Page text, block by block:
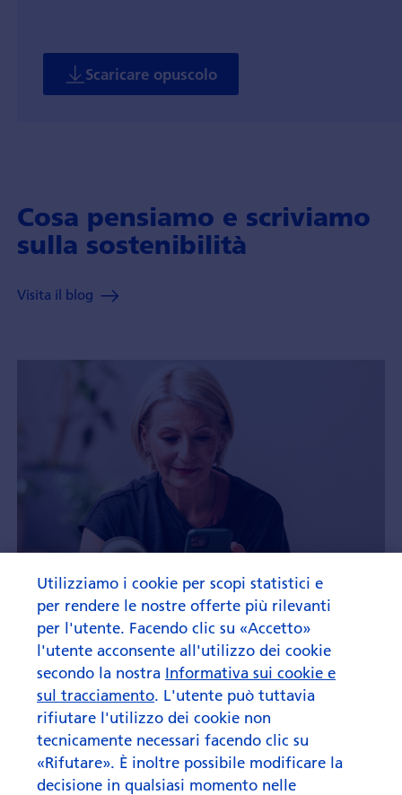
Scaricare opuscolo
Cosa pensiamo e scriviamo
sulla sostenibilità
Visita il blog
Utilizziamo i cookie per scopi statistici e
per rendere le nostre offerte più rilevanti
per l'utente. Facendo clic su «Accetto»
l'utente acconsente all'utilizzo dei cookie
secondo la nostra Informativa sui cookie e
sul tracciamento. L'utente può tuttavia
rifiutare l'utilizzo dei cookie non
tecnicamente necessari facendo clic su
«Rifutare». È inoltre possibile modificare la
decisione in qualsiasi momento nelle